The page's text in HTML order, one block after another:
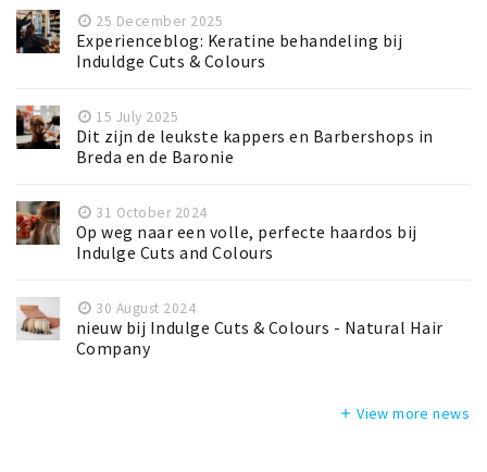
25 December 2025
Experienceblog: Keratine behandeling bij
Induldge Cuts & Colours
15 July 2025
Dit zijn de leukste kappers en Barbershops in
Breda en de Baronie
31 October 2024
Op weg naar een volle, perfecte haardos bij
Indulge Cuts and Colours
30 August 2024
nieuw bij Indulge Cuts & Colours - Natural Hair
Company
add View more news